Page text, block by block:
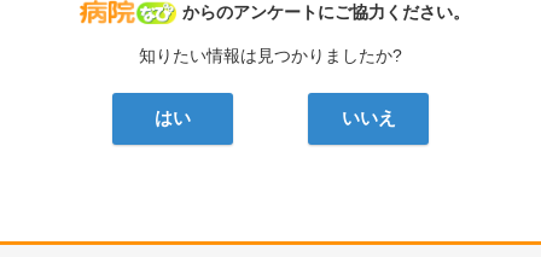
病院なび
からのアンケートにご協力ください。
知りたい情報は見つかりましたか?
はい いいえ